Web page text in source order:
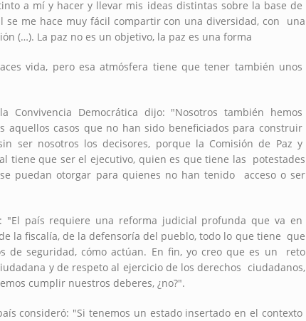
a mí y hacer y llevar mis ideas distintas sobre la base de
se me hace muy fácil compartir con una diversidad, con una
(…). La paz no es un objetivo, la paz es una forma
vida, pero esa atmósfera tiene que tener también unos
Democrática dijo: "Nosotros también hemos
aquellos casos que no han sido beneficiados para construir
ser nosotros los decisores, porque la Comisión de Paz y
tiene que ser el ejecutivo, quien es que tiene las potestades
puedan otorgar para quienes no han tenido acceso o ser
"El país requiere una reforma judicial profunda que va en
la fiscalía, de la defensoría del pueblo, todo lo que tiene que
de seguridad, cómo actúan. En fin, yo creo que es un reto
y de respeto al ejercicio de los derechos ciudadanos,
cumplir nuestros deberes, ¿no?".
consideró: "Si tenemos un estado insertado en el contexto